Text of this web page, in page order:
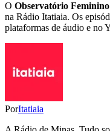
O Observatório Feminino
na Rádio Itatiaia. Os
plataformas de áudio e no
PorItatiaia